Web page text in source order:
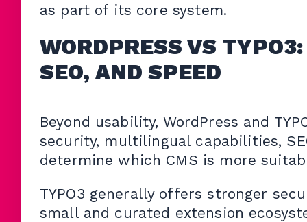
as part of its core system.
WORDPRESS VS
SEO, AND SPEED
Beyond usability, WordPress and
security, multilingual capabilities,
determine which CMS is more
TYPO3 generally offers stronger
small and curated extension